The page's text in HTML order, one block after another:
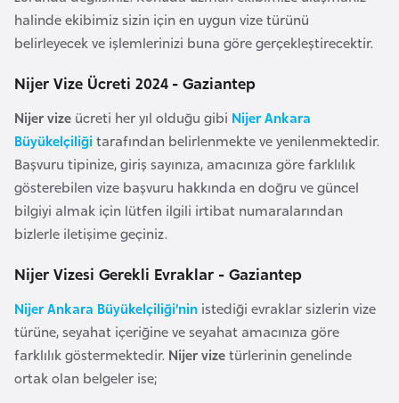
halinde ekibimiz sizin için en uygun vize türünü
belirleyecek ve işlemlerinizi buna göre gerçekleştirecektir.
Nijer Vize Ücreti 2024 - Gaziantep
Nijer vize ücreti her yıl olduğu gibi Nijer Ankara
Büyükelçiliğitarafından belirlenmekte ve yenilenmektedir.
Başvuru tipinize, giriş sayınıza, amacınıza göre farklılık
gösterebilen vize başvuru hakkında en doğru ve güncel
bilgiyi almak için lütfen ilgili irtibat numaralarından
bizlerle iletişime geçiniz.
Nijer Vizesi Gerekli Evraklar - Gaziantep
Nijer Ankara Büyükelçiliği’nin istediği evraklar sizlerin vize
türüne, seyahat içeriğine ve seyahat amacınıza göre
farklılık göstermektedir. Nijer vizetürlerinin genelinde
ortak olan belgeler ise;
l
g
r
s
t
a
n
u
k
i
n
a